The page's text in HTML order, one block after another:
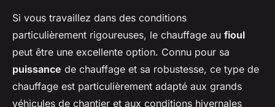
Si vous travaillez dans des conditions
particulièrement rigoureuses, le chauffage au fioul
peut être une excellente option. Connu pour sa
puissance de chauffage et sa robustesse, ce type de
chauffage est particulièrement adapté aux grands
véhicules de chantier et aux conditions hivernales